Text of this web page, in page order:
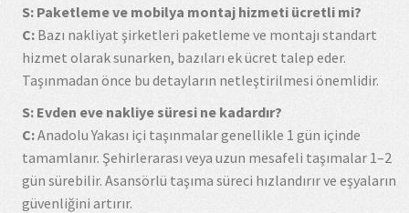
S: Paketleme ve mobilya montaj hizmeti ücretli mi?
C: Bazı nakliyat şirketleri paketleme ve montajı standart
hizmet olarak sunarken, bazıları ek ücret talep eder.
Taşınmadan önce bu detayların netleştirilmesi önemlidir.
S: Evden eve nakliye süresi ne kadardır?
C:Anadolu Yakası içi taşınmalar genellikle 1 gün içinde
tamamlanır. Şehirlerarası veya uzun mesafeli taşımalar 1–2
gün sürebilir. Asansörlü taşıma süreci hızlandırır ve eşyaların
güvenliğini artırır.